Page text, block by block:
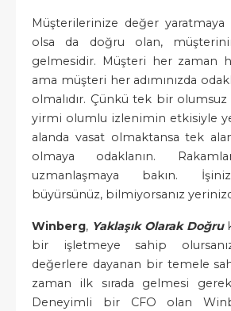
Müşterilerinize değer yaratmaya
olsa da doğru olan,
gelmesidir. Müşteri her zaman
ama müşteri her adımınızda
olmalıdır. Çünkü tek bir
yirmi olumlu izlenimin etkisiyle
alanda vasat olmaktansa tek
olmaya odaklanın.
uzmanlaşmaya bakın.
büyürsünüz, bilmiyorsanız
Winberg, Yaklaşık Olarak Doğru
bir işletmeye sahip
değerlere dayanan bir temele
zaman ilk sırada gelmesi
Deneyimli bir CFO olan